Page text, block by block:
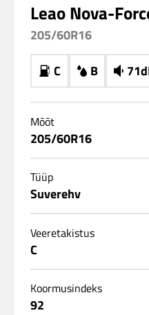
Leao Nova-
205/60R16
C
B
Mõõt
205/60R16
Tüüp
Suverehv
Veeretakistus
C
Koormusindeks
92